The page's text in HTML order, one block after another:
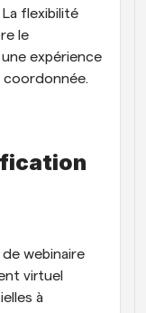
flexibilité
le
expérience
coordonnée.
webinaire
virtuel
à